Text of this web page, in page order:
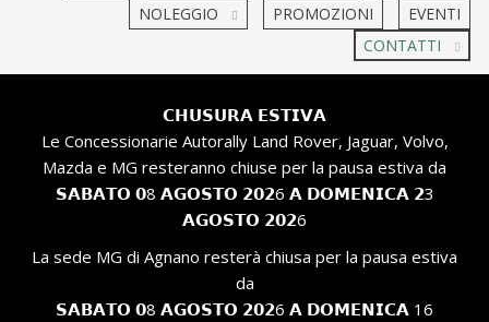
NOLEGGIO
PROMOZIONI
EVENTI
CONTATTI
𝗖𝗛𝗨𝗦𝗨𝗥𝗔 𝗘𝗦𝗧𝗜𝗩𝗔
Le Concessionarie Autorally Land Rover, Jaguar, Volvo,
Mazda e MG resteranno chiuse per la pausa estiva da
𝗦𝗔𝗕𝗔𝗧𝗢 𝟬8 𝗔𝗚𝗢𝗦𝗧𝗢 𝟮𝟬𝟮6 𝗔 𝗗𝗢𝗠𝗘𝗡𝗜𝗖𝗔 𝟮3
𝗔𝗚𝗢𝗦𝗧𝗢 𝟮𝟬𝟮6
La sede MG di Agnano resterà chiusa per la pausa estiva
da
𝗦𝗔𝗕𝗔𝗧𝗢 𝟬8 𝗔𝗚𝗢𝗦𝗧𝗢 𝟮𝟬𝟮6 𝗔 𝗗𝗢𝗠𝗘𝗡𝗜𝗖𝗔 16